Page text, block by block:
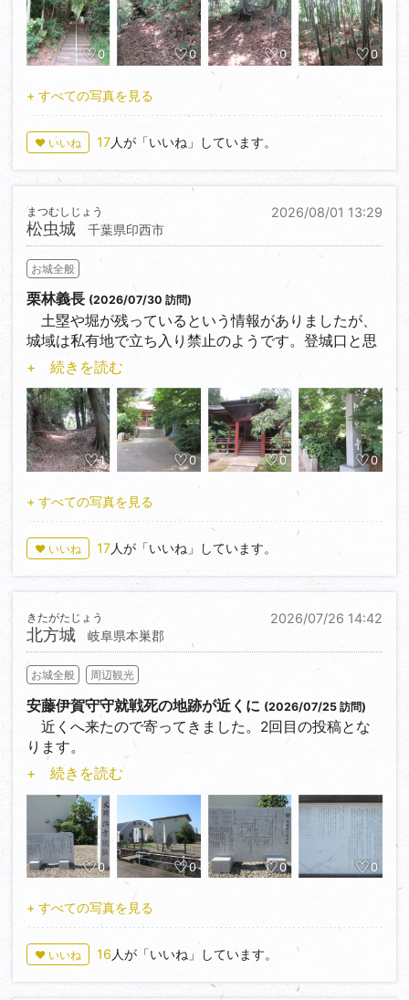
0 0 0 0
+ すべての写真を見る
♥ いいね 17人が「いいね」しています。
2026/08/01 13:29
松虫城
まつむしじょう
千葉県印西市
お城全般
栗林義長 (2026/07/30 訪問)
土塁や堀が残っているという情報がありましたが、
城域は私有地で立ち入り禁止のようです。登城口と思
われる所と松虫寺に寄って退散しました。
印旛日本医大駅から徒歩15分くらいで行くことがで
きます。
+ 続きを読む
1 0 0 0
+ すべての写真を見る
♥ いいね 17人が「いいね」しています。
2026/07/26 14:42
北方城
きたがたじょう
岐阜県本巣郡
お城全般 周辺観光
安藤伊賀守守就戦死の地跡が近くに (2026/07/25 訪問)
近くへ来たので寄ってきました。2回目の投稿とな
ります。
西美濃三人衆のひとり安藤守就の居城跡です。石碑と
説明板がある場所は本丸の一部と考えられています。
大井神社東側を西北の隅として東西160ｍ、南北340
ｍの場所が北方城址と推定されています。水堀で囲ま
れていました。
安藤守就は土岐氏、斎藤氏に仕えていましたが、織
田信長の美濃進行時に織田方に従っています。それな
りの武勲はあげていたようですが、天正８年（1580）
甲斐武田氏に内通したとの嫌疑で追放されました。天
正10年（1582）本能寺の変で明智光秀に信長が討たれ
ると北方城に戻ろうとして、これを阻む稲葉一鉄と戦
+ 続きを読む
0 0 0 0
+ すべての写真を見る
♥ いいね 16人が「いいね」しています。